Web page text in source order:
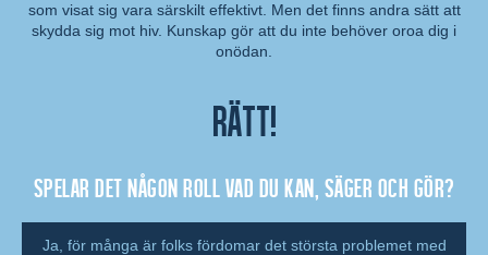
Kommentar:
som visat sig vara särskilt effektivt. Men det finns andra sätt att
skydda sig mot hiv. Kunskap gör att du inte behöver oroa dig i
onödan.
Rätt!
Spelar det någon roll vad du kan, säger och gör?
Ja, för många är folks fördomar det största problemet med